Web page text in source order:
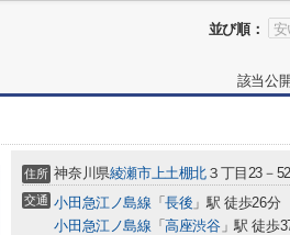
並び順：
該当公
住所 神奈川県綾瀬市上土棚北 ３丁目23－52
交通 小田急江ノ島線 「長後 」駅 徒歩26分
小田急江ノ島線 「高座渋谷」駅 徒歩